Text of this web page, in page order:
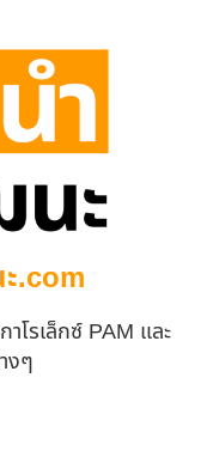
.com
โรเล็กซ์ PAM และ
งๆ